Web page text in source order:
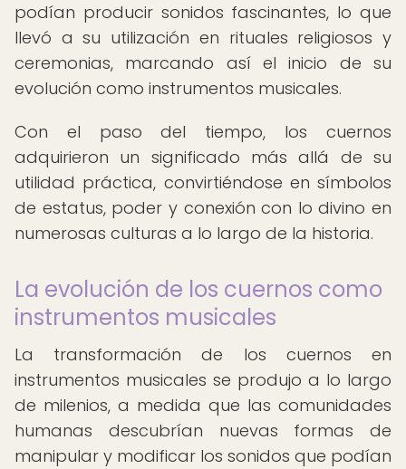
podían producir sonidos fascinantes, lo que
llevó a su utilización en rituales religiosos y
ceremonias, marcando así el inicio de su
evolución como instrumentos musicales.
Con el paso del tiempo, los cuernos
adquirieron un significado más allá de su
utilidad práctica, convirtiéndose en símbolos
de estatus, poder y conexión con lo divino en
numerosas culturas a lo largo de la historia.
La evolución de los cuernos como
instrumentos musicales
La transformación de los cuernos en
instrumentos musicales se produjo a lo largo
de milenios, a medida que las comunidades
humanas descubrían nuevas formas de
manipular y modificar los sonidos que podían